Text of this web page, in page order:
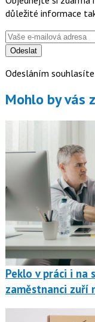
důležité informace
Odeslat
Odesláním
Mohlo by vás
Peklo v práci i na
zaměstnanci zuří